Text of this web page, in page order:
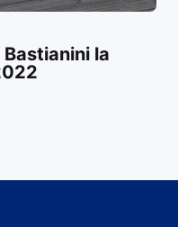
Bastianini la